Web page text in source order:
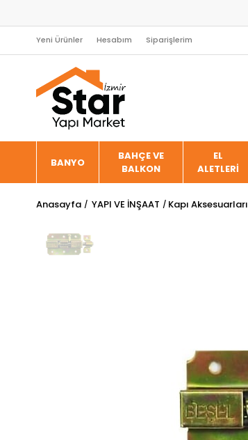
Yeni Ürünler Hesabım Siparişlerim
BANYO
BAHÇE VE
BALKON
EL
ALETLERİ
Anasayfa YAPI VE İNŞAAT Kapı Aksesuarları